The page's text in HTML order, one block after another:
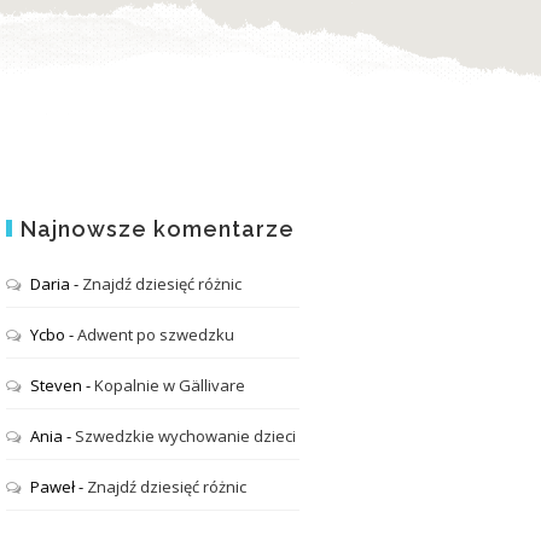
Najnowsze komentarze
Daria - Znajdź dziesięć różnic
Ycbo -Adwent po szwedzku
Steven -Kopalnie w Gällivare
Ania - Szwedzkie wychowanie dzieci
Paweł- Znajdź dziesięć różnic